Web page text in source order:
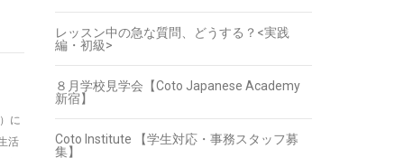
に
活
レッスン中の急な質問、どうする？<実践
編・初級>
８月学校見学会【Coto Japanese Academy
新宿】
Coto Institute 【学生対応・事務スタッフ募
集】